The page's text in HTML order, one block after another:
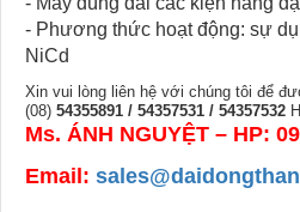
- Phương thức hoạt động: sự
NiCd
Xin vui lòng liên hệ với chúng tôi để
(08) 54355891 / 54357531 / 54357532
Ms. ÁNH NGUYỆT – HP:
Email: